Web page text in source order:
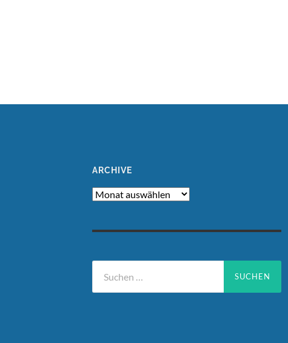
ARCHIVE
Archive
nach: